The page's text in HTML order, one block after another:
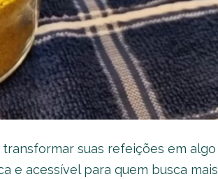
suas refeições em algo
e acessível para quem busca mais